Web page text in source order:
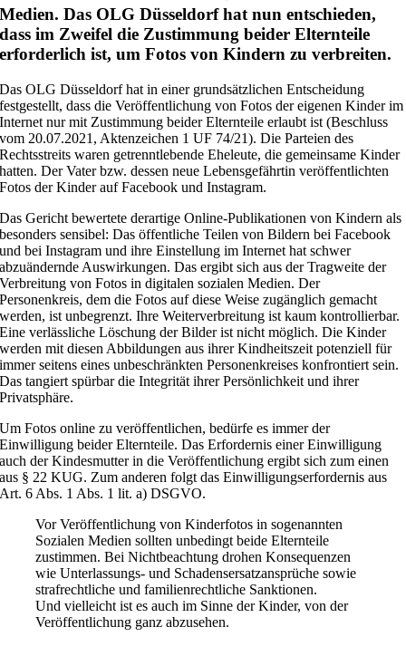
Medien. Das OLG Düsseldorf hat nun entschieden,
dass im Zweifel die Zustimmung beider Elternteile
erforderlich ist, um Fotos von Kindern zu verbreiten.
Das OLG Düsseldorf hat in einer grundsätzlichen Entscheidung
festgestellt, dass die Veröffentlichung von Fotos der eigenen Kinder im
Internet nur mit Zustimmung beider Elternteile erlaubt ist (Beschluss
vom 20.07.2021, Aktenzeichen 1 UF 74/21). Die Parteien des
Rechtsstreits waren getrenntlebende Eheleute, die gemeinsame Kinder
hatten. Der Vater bzw. dessen neue Lebensgefährtin veröffentlichten
Fotos der Kinder auf Facebook und Instagram.
Das Gericht bewertete derartige Online-Publikationen von Kindern als
besonders sensibel: Das öffentliche Teilen von Bildern bei Facebook
und bei Instagram und ihre Einstellung im Internet hat schwer
abzuändernde Auswirkungen. Das ergibt sich aus der Tragweite der
Verbreitung von Fotos in digitalen sozialen Medien. Der
Personenkreis, dem die Fotos auf diese Weise zugänglich gemacht
werden, ist unbegrenzt. Ihre Weiterverbreitung ist kaum kontrollierbar.
Eine verlässliche Löschung der Bilder ist nicht möglich. Die Kinder
werden mit diesen Abbildungen aus ihrer Kindheitszeit potenziell für
immer seitens eines unbeschränkten Personenkreises konfrontiert sein.
Das tangiert spürbar die Integrität ihrer Persönlichkeit und ihrer
Privatsphäre.
Um Fotos online zu veröffentlichen, bedürfe es immer der
Einwilligung beider Elternteile. Das Erfordernis einer Einwilligung
auch der Kindesmutter in die Veröffentlichung ergibt sich zum einen
aus § 22 KUG. Zum anderen folgt das Einwilligungserfordernis aus
Art. 6 Abs. 1 Abs. 1 lit. a) DSGVO.
Vor Veröffentlichung von Kinderfotos in sogenannten
Sozialen Medien sollten unbedingt beide Elternteile
zustimmen. Bei Nichtbeachtung drohen Konsequenzen
wie Unterlassungs- und Schadensersatzansprüche sowie
strafrechtliche und familienrechtliche Sanktionen.
Und vielleicht ist es auch im Sinne der Kinder, von der
Veröffentlichung ganz abzusehen.